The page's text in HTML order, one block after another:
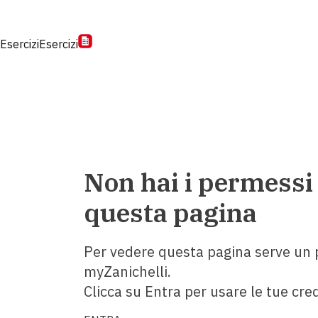
EserciziEsercizi
Non hai i
questa pagina
Per vedere questa pagina serve un
myZanichelli.
Clicca su Entra per usare le tue